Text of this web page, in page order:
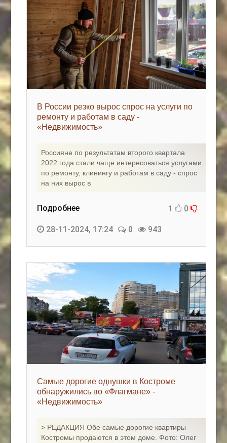
В России резко вырос спрос на услуги по
ремонту и работам в саду -
«Недвижимость»
Россияне по результатам второго квартала
2022 года стали чаще интересоваться услугами
по ремонту, клинингу и работам в саду - спрос
на них вырос в
Подробнее 1 0
28-11-2024, 17:24 0 943
Самые дорогие однушки в Костроме
обнаружились во «Флагмане» -
«Недвижимость»
> РЕДАКЦИЯ Обе самые дорогие квартиры
Костромы продаются в этом доме. Фото: Олег